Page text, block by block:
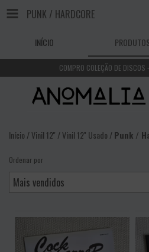
PUNK / HARDCORE
INÍCIO PRODUTOS
COMPRO COLEÇÃO DE
Início /Vinil 12'' /Vinil 12'' Usado /Punk /
Ordenar por